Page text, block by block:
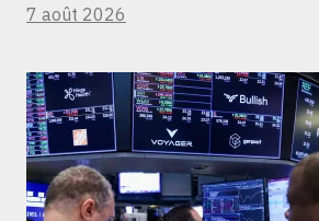
7 août 2026